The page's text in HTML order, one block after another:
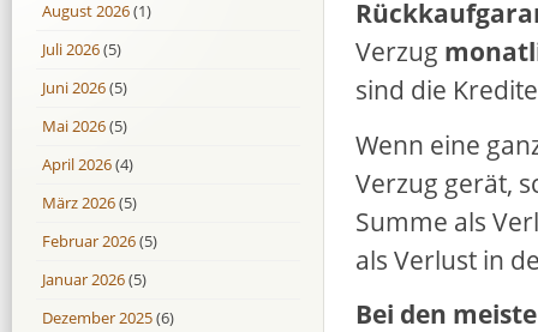
Verzug
sind die
Wenn eine
Verzug gerät,
Summe als
als Verlust in
Bei den
August 2026(1)
Juli 2026(5)
Juni 2026(5)
Mai 2026(5)
April 2026(4)
März 2026(5)
Februar 2026(5)
Januar 2026(5)
Dezember 2025(6)